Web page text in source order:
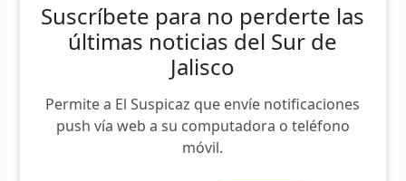
Suscríbete para no perderte las
últimas noticias del Sur de
Jalisco
Permite a El Suspicaz que envíe notificaciones
push vía web a su computadora o teléfono
móvil.
“Hoy nos encontramos otra vez ante la